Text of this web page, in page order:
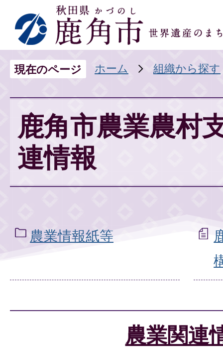
現在のページ ホーム 組織から探す
鹿角市農業農村
連情報
農業情報紙等
農業関連